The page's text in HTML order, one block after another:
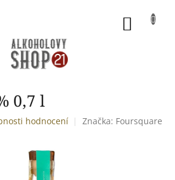
0,7 l
hodnocení Značka: Foursquare